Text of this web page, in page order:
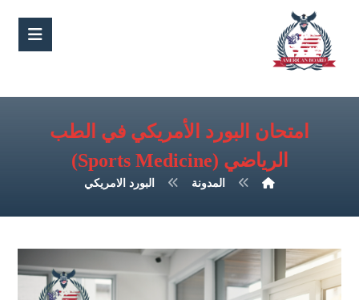
امتحان البورد الأمريكي في الطب
الرياضي (Sports Medicine)
المدونة البورد الامريكي